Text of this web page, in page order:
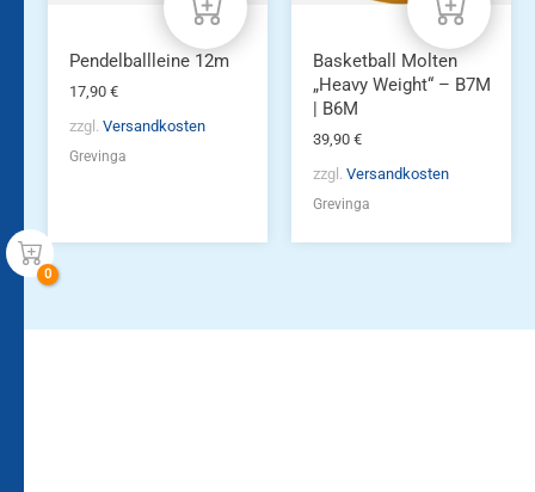
Pendelballleine 12m
17,90 €
zzgl. Versandkosten
Grevinga
Produktseite
gewählt
werden
Basketball Molten
„Heavy Weight“ – B7M
| B6M
39,90 €
zzgl. Versandkosten
Grevinga